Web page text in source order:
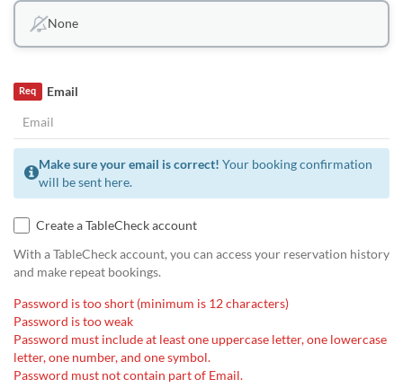
None
Email
Req
Make sure your email is correct! Your booking confirmation
will be sent here.
Create a TableCheck account
With a TableCheck account, you can access your reservation history
and make repeat bookings.
Password is too short (minimum is 12 characters)
Password is too weak
Password must include at least one uppercase letter, one lowercase
letter, one number, and one symbol.
Password must not contain part of Email.